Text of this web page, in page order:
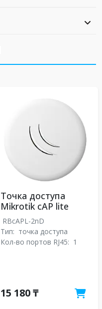
Точка доступа
Mikrotik cAP lite
RBcAPL-2nD
Тип: точка доступа
Кол-во портов RJ45: 1
15 180 ₸